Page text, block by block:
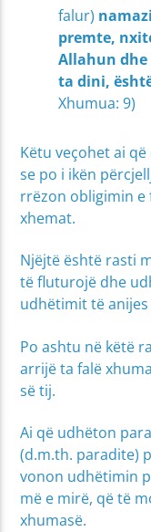
falur)
premte,
Allahun
ta dini,
Xhumua: 9)
Këtu veçohet ai
se po i ikën
rrëzon obligimin e
xhemat.
Njëjtë është rasti
të fluturojë dhe
udhëtimit të
Po ashtu në këtë
arrijë ta falë
së tij.
Ai që udhëton
(d.m.th. paradite)
vonon udhëtimin
më e mirë, që të
xhumasë.